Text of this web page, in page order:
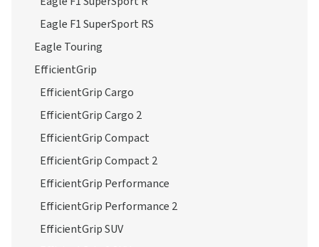
Eagle F1 SuperSport RS
Eagle Touring
EfficientGrip
EfficientGrip Cargo
EfficientGrip Cargo 2
EfficientGrip Compact
EfficientGrip Compact 2
EfficientGrip Performance
EfficientGrip Performance 2
EfficientGrip SUV